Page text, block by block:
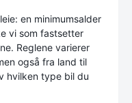
en minimumsalder
vi som fastsetter
Reglene varierer
også fra land til
hvilken type bil du